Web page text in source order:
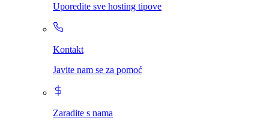
Uporedite sve hosting tipove
Kontakt
Javite nam se za pomoć
Zaradite s nama